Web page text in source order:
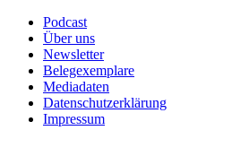
Podcast
Über uns
Newsletter
Belegexemplare
Mediadaten
Datenschutzerklärung
Impressum